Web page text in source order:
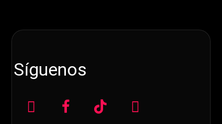
Síguenos